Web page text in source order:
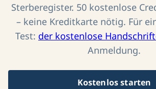
Sterberegister. 50 kostenlose
– keine Kreditkarte nötig. Für
Test: der kostenlose
Anmeldung.
Kostenlos starten